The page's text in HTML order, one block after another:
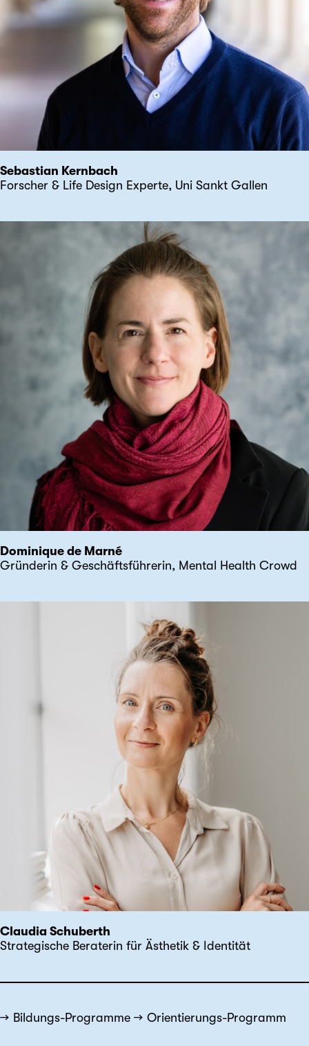
Sebastian Kernbach
Forscher & Life Design Experte, Uni Sankt Gallen
Dominique de Marné
Gründerin & Geschäftsführerin, Mental Health Crowd
Claudia Schuberth
Strategische Beraterin für Ästhetik & Identität
Bildungs-Programme Orientierungs-Programm